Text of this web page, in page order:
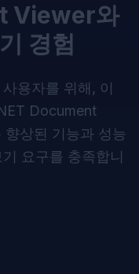
Viewer와
경험
용자를 위해, 이
Document
상된 기능과 성능
요구를 충족합니